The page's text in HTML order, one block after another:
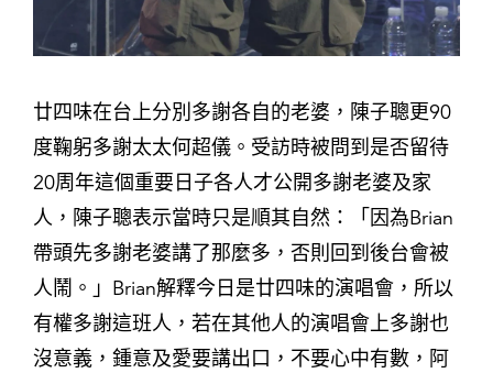
廿四味在台上分別多謝各自的老婆，陳子聰更90
度鞠躬多謝太太何超儀。受訪時被問到是否留待
20周年這個重要日子各人才公開多謝老婆及家
人，陳子聰表示當時只是順其自然：「因為Brian
帶頭先多謝老婆講了那麼多，否則回到後台會被
人鬧。」Brian解釋今日是廿四味的演唱會，所以
有權多謝這班人，若在其他人的演唱會上多謝也
沒意義，鍾意及愛要講出口，不要心中有數，阿